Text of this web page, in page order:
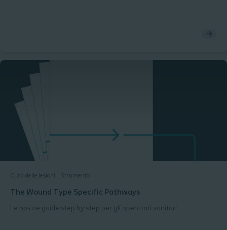
Cura delle lesioni Strumento
The Wound Type Specific Pathways
Le nostre guide step by step per gli operatori sanitari.